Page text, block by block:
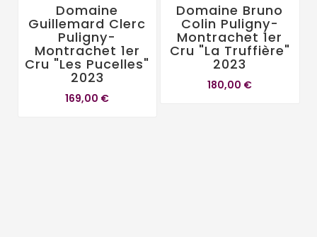
Domaine
Guillemard Clerc
Puligny-
Montrachet 1er
Cru "Les Pucelles"
2023
169,00 €
Domaine Bruno
Colin Puligny-
Montrachet 1er
Cru "La Truffière"
2023
180,00 €